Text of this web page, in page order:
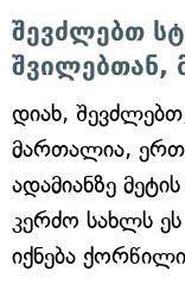
შევძლებთ
შვილებთან,
დიახ,
მართალია,
ადამიანზე
კერძო სახლს
იქნება